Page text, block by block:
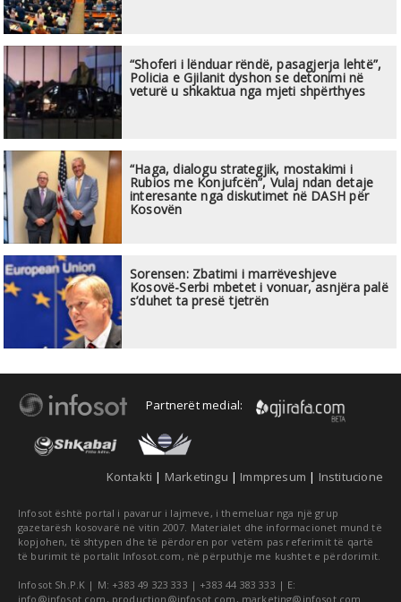
“Shoferi i lënduar rëndë, pasagjerja lehtë”,
Policia e Gjilanit dyshon se detonimi në
veturë u shkaktua nga mjeti shpërthyes
“Haga, dialogu strategjik, mostakimi i
Rubios me Konjufcën”, Vulaj ndan detaje
interesante nga diskutimet në DASH për
Kosovën
Sorensen: Zbatimi i marrëveshjeve
Kosovë-Serbi mbetet i vonuar, asnjëra palë
s’duhet ta presë tjetrën
Partnerët medial:
Kontakti | Marketingu | Immpresum | Institucione
Infosot është portal i pavarur i lajmeve, i themeluar nga një grup
gazetarësh kosovarë në vitin 2007. Materialet dhe informacionet mund të
kopjohen, të shtypen dhe të përdoren por vetëm pas referimit të qartë
të burimit të portalit Infosot.com, në përputhje me kushtet e përdorimit.
Infosot Sh.P.K | M: +383 49 323 333 | +383 44 383 333 | E:
info@infosot.com , production@infosot.com , marketing@infosot.com